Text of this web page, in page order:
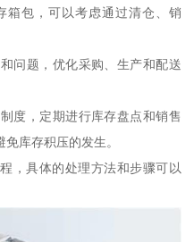
箱包，可以考虑通过清仓、销
问题，优化采购、生产和配送
度，定期进行库存盘点和销售
库存积压的发生。
，具体的处理方法和步骤可以